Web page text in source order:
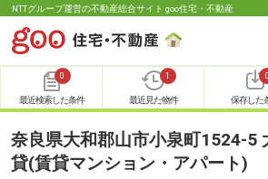
NTTグループ運営の不動産総合サイト goo住宅・不動産
0
最近検索した条件
1
最近見た物件
0
保存した
奈良県大和郡山市小泉町1524-5
貸(賃貸マンション・アパート)